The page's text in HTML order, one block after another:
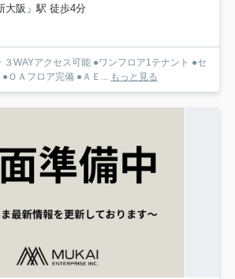
大阪」駅 徒歩4分
WAYアクセス可能 ●ワンフロア1テナント ●セ
ＯＡフロア完備 ●ＡＥ... もっと見る